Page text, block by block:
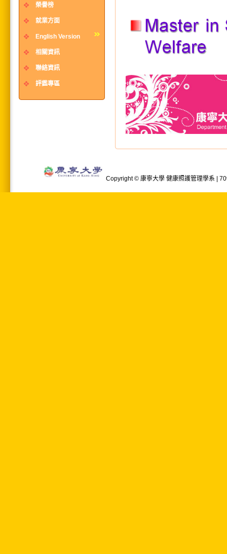
榮譽榜
就業方面
English Version
相關資訊
聯絡資訊
評鑑專區
Copyright © 康寧大學 健康照護管理學系 |